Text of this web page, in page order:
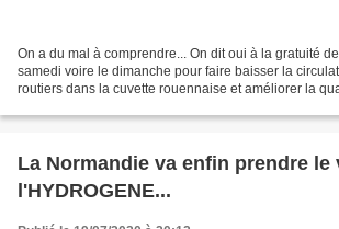
On a du mal à comprendre... On dit oui à la gratuité
samedi voire le dimanche pour faire baisser la
routiers dans la cuvette rouennaise et améliorer la
La Normandie va enfin prendre le
l'HYDROGENE...